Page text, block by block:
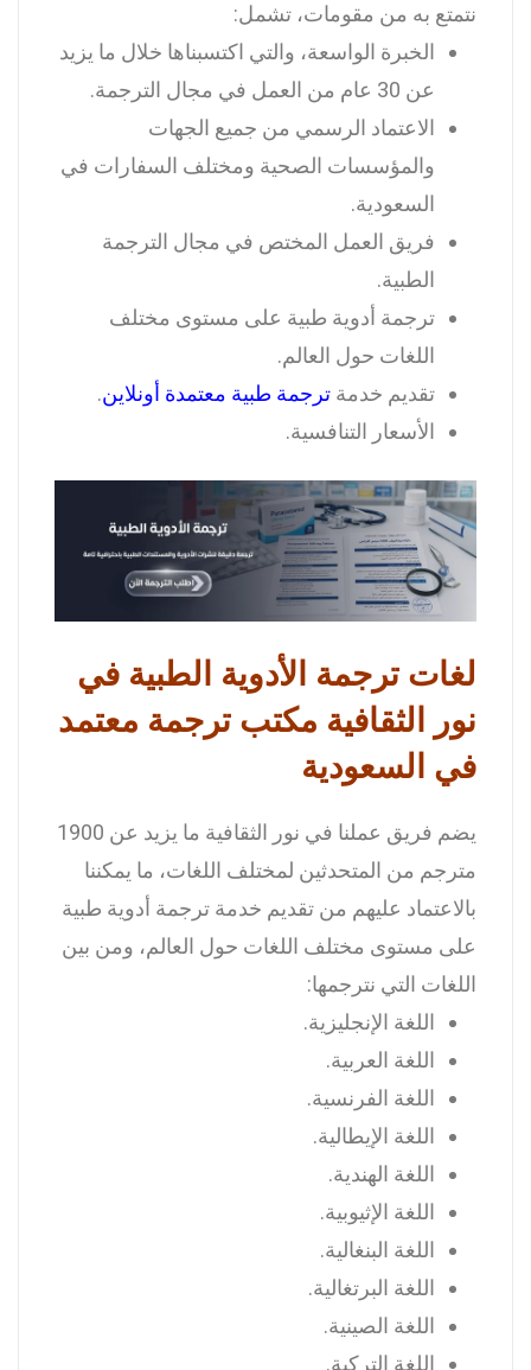
نتمتع به من مقومات، تشمل:
الخبرة الواسعة، والتي اكتسبناها خلال ما يزيد
عن 30 عام من العمل في مجال الترجمة.
الاعتماد الرسمي من جميع الجهات
والمؤسسات الصحية ومختلف السفارات في
السعودية.
فريق العمل المختص في مجال الترجمة
الطبية.
ترجمة أدوية طبية على مستوى مختلف
اللغات حول العالم.
تقديم خدمة ترجمة طبية معتمدة أونلاين.
الأسعار التنافسية.
لغات ترجمة الأدوية الطبية في
نور الثقافية مكتب ترجمة معتمد
في السعودية
يضم فريق عملنا في نور الثقافية ما يزيد عن 1900
مترجم من المتحدثين لمختلف اللغات، ما يمكننا
بالاعتماد عليهم من تقديم خدمة ترجمة أدوية طبية
على مستوى مختلف اللغات حول العالم، ومن بين
اللغات التي نترجمها:
اللغة الإنجليزية.
اللغة العربية.
اللغة الفرنسية.
اللغة الإيطالية.
اللغة الهندية.
اللغة الإثيوبية.
اللغة البنغالية.
اللغة البرتغالية.
اللغة الصينية.
اللغة التركية.